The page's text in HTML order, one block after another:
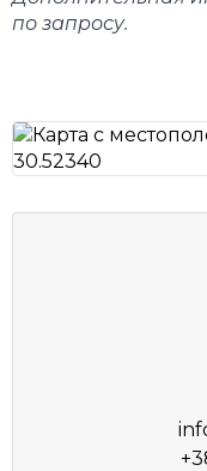
по запросу.